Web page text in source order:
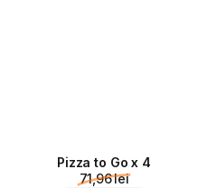
Pizza to Go x 4
71,96 lei